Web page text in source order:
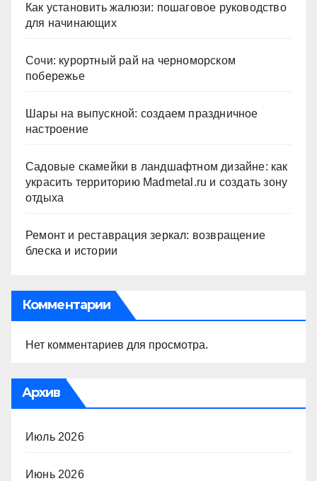
Как установить жалюзи: пошаговое руководство
для начинающих
Сочи: курортный рай на черноморском
побережье
Шары на выпускной: создаем праздничное
настроение
Садовые скамейки в ландшафтном дизайне: как
украсить территорию Madmetal.ru и создать зону
отдыха
Ремонт и реставрация зеркал: возвращение
блеска и истории
Комментарии
Нет комментариев для просмотра.
Архив
Июль 2026
Июнь 2026